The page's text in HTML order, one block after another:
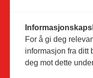
2260
For å gi deg
informasjon fra ditt
deg mot dette